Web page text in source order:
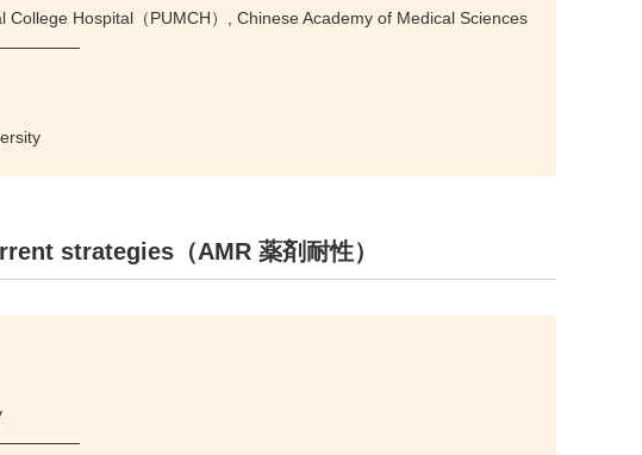
Hospital（PUMCH）, Chinese Academy of Medical Sciences
strategies（AMR 薬剤耐性）